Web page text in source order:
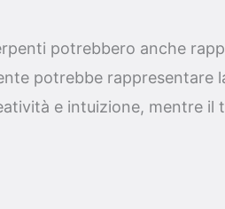
potrebbero anche
potrebbe rappresentare
e intuizione, mentre il